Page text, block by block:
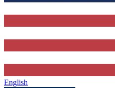
English